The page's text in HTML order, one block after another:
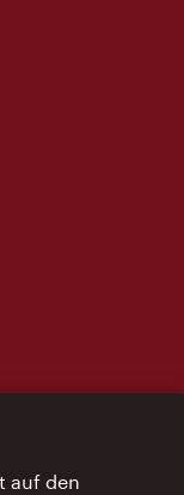
auf den